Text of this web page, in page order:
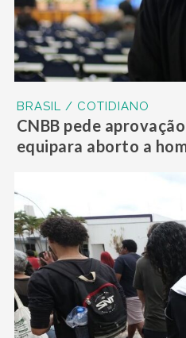
BRASIL / COTIDIANO
CNBB pede
equipara aborto a